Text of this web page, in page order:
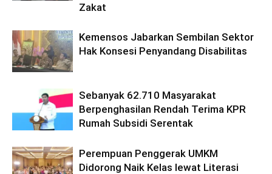
Zakat
Kemensos Jabarkan Sembilan Sektor
Hak Konsesi Penyandang Disabilitas
Sebanyak 62.710 Masyarakat
Berpenghasilan Rendah Terima KPR
Rumah Subsidi Serentak
Perempuan Penggerak UMKM
Didorong Naik Kelas lewat Literasi